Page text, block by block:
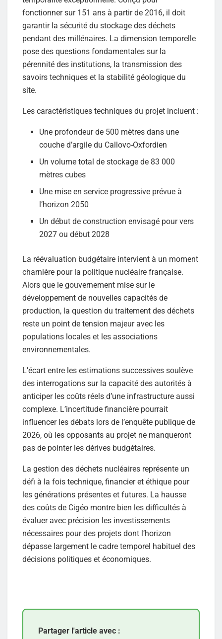
fonctionner sur 151 ans à partir de 2016, il doit
garantir la sécurité du stockage des déchets
pendant des millénaires. La dimension temporelle
pose des questions fondamentales sur la
pérennité des institutions, la transmission des
savoirs techniques et la stabilité géologique du
site.
Les caractéristiques techniques du projet incluent :
Une profondeur de 500 mètres dans une
couche d’argile du Callovo-Oxfordien
Un volume total de stockage de 83 000
mètres cubes
Une mise en service progressive prévue à
l’horizon 2050
Un début de construction envisagé pour vers
2027 ou début 2028
La réévaluation budgétaire intervient à un moment
charnière pour la politique nucléaire française.
Alors que le gouvernement mise sur le
développement de nouvelles capacités de
production, la question du traitement des déchets
reste un point de tension majeur avec les
populations locales et les associations
environnementales.
L’écart entre les estimations successives soulève
des interrogations sur la capacité des autorités à
anticiper les coûts réels d’une infrastructure aussi
complexe. L’incertitude financière pourrait
influencer les débats lors de l’enquête publique de
2026, où les opposants au projet ne manqueront
pas de pointer les dérives budgétaires.
La gestion des déchets nucléaires représente un
défi à la fois technique, financier et éthique pour
les générations présentes et futures. La hausse
des coûts de Cigéo montre bien les difficultés à
évaluer avec précision les investissements
nécessaires pour des projets dont l’horizon
dépasse largement le cadre temporel habituel des
décisions politiques et économiques.
Partager l'article avec :